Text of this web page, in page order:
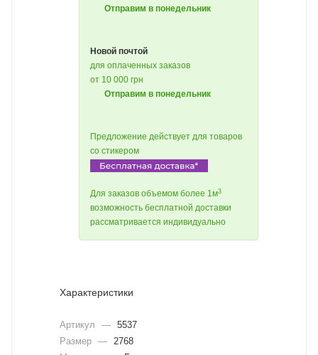
Отправим в понедельник
Новой почтой
для оплаченных заказов
от 10 000 грн
Отправим в понедельник
Предложение действует для товаров
со стикером
Для заказов объемом более 1м3
возможность бесплатной доставки
рассматривается индивидуально
Характеристики
Артикул — 5537
Размер —
2768